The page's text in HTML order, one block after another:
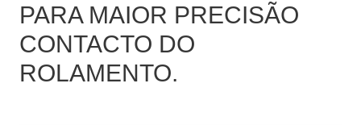
PARA MAIOR PRECISÃO
CONTACTO DO
ROLAMENTO.